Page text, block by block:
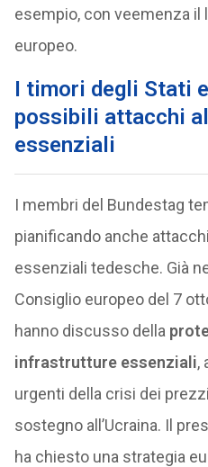
esempio, con veemenza
europeo.
I timori degli Stati
possibili attacchi
essenziali
I membri del Bundestag
pianificando anche
essenziali tedesche. Già
Consiglio europeo del 7
hanno discusso della
infrastrutture essenziali,
urgenti della crisi dei prezzi
sostegno all’Ucraina. Il
ha chiesto una strategia